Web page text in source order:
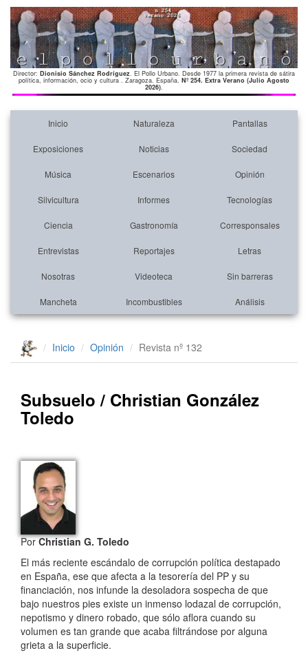
Director: Dionisio Sánchez Rodríguez. El Pollo Urbano. Desde 1977 la primera revista de sátira
política, información, ocio y cultura . Zaragoza. España. Nº 254. Extra Verano (Julio Agosto
2026).
Inicio Naturaleza Pantallas
Exposiciones Noticias Sociedad
Música Escenarios Opinión
Silvicultura Informes Tecnologías
Ciencia Gastronomía Corresponsales
Entrevistas Reportajes Letras
Nosotras Videoteca Sin barreras
Mancheta Incombustibles Análisis
Inicio Opinión Revista nº 132
Subsuelo / Christian González
Toledo
PorChristian G. Toledo
El más reciente escándalo de corrupción política destapado
en España, ese que afecta a la tesorería del PP y su
financiación, nos infunde la desoladora sospecha de que
bajo nuestros pies existe un inmenso lodazal de corrupción,
nepotismo y dinero robado, que sólo aflora cuando su
volumen es tan grande que acaba filtrándose por alguna
grieta a la superficie.